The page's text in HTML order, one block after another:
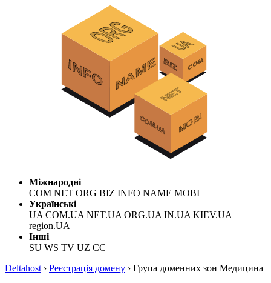
Міжнародні
COM NET ORG BIZ INFO NAME MOBI
Українські
UA COM.UA NET.UA ORG.UA IN.UA KIEV.UA
region.UA
Інші
SU WS TV UZ CC
Deltahost › Реєстрація домену › Група доменних зон Медицина